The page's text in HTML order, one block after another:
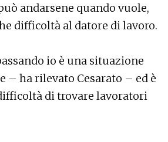
andarsene quando vuole,
difficoltà al datore di lavoro.
io è una situazione
– ha rilevato Cesarato – ed è
di trovare lavoratori